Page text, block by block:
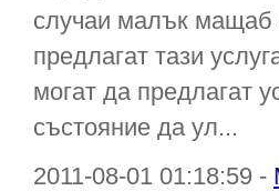
случаи малък мащаб
предлагат тази
могат да предлагат
състояние да ул...
2011-08-01 01:18:59 -